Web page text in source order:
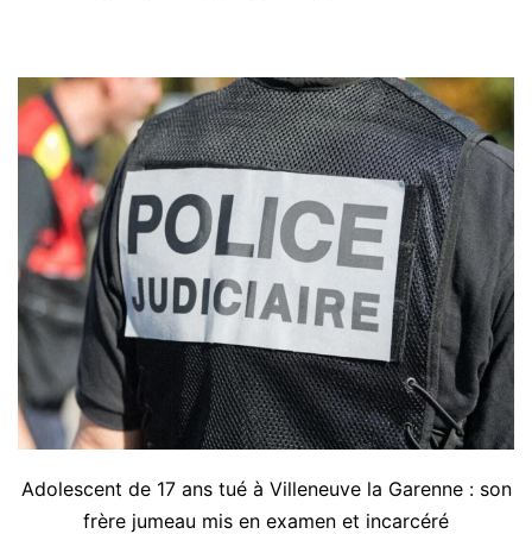
Adolescent de 17 ans tué à Villeneuve la Garenne : son
frère jumeau mis en examen et incarcéré